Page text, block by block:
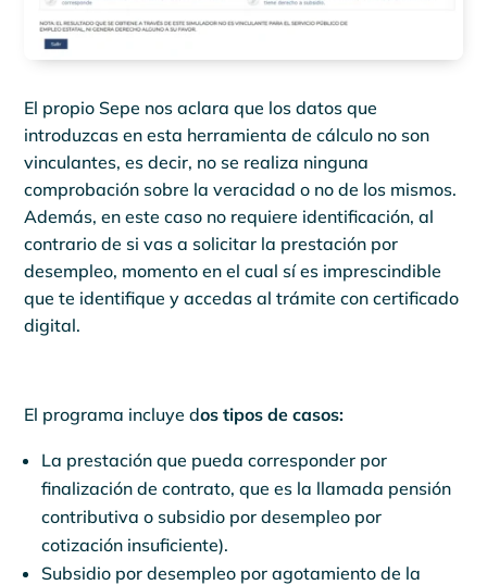
El propio Sepe nos aclara que los datos que
introduzcas en esta herramienta de cálculo no son
vinculantes, es decir, no se realiza ninguna
comprobación sobre la veracidad o no de los mismos.
Además, en este caso no requiere identificación, al
contrario de si vas a solicitar la prestación por
desempleo, momento en el cual sí es imprescindible
que te identifique y accedas al trámite con certificado
digital.
El programa incluye dos tipos de casos:
La prestación que pueda corresponder por
finalización de contrato, que es la llamada pensión
contributiva o subsidio por desempleo por
cotización insuficiente).
Subsidio por desempleo por agotamiento de la